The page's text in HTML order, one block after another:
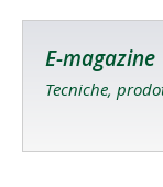
E-magazine
Tecniche,